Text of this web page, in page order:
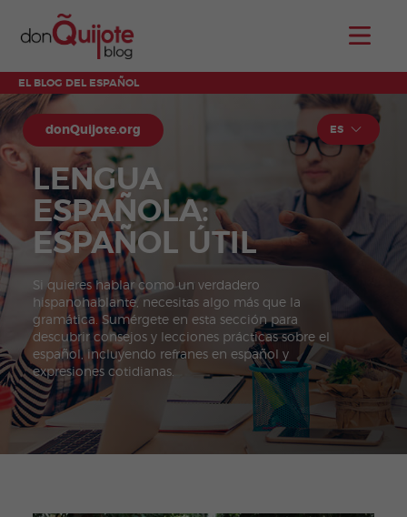
EL BLOG DEL ESPAÑOL
donQuijote.org ES
LENGUA
ESPAÑOLA:
ESPAÑOL ÚTIL
Si quieres hablar como un verdadero
hispanohablante, necesitas algo más que la
gramática. Sumérgete en esta sección para
descubrir consejos y lecciones prácticas sobre el
español, incluyendo refranes en español y
expresiones cotidianas.